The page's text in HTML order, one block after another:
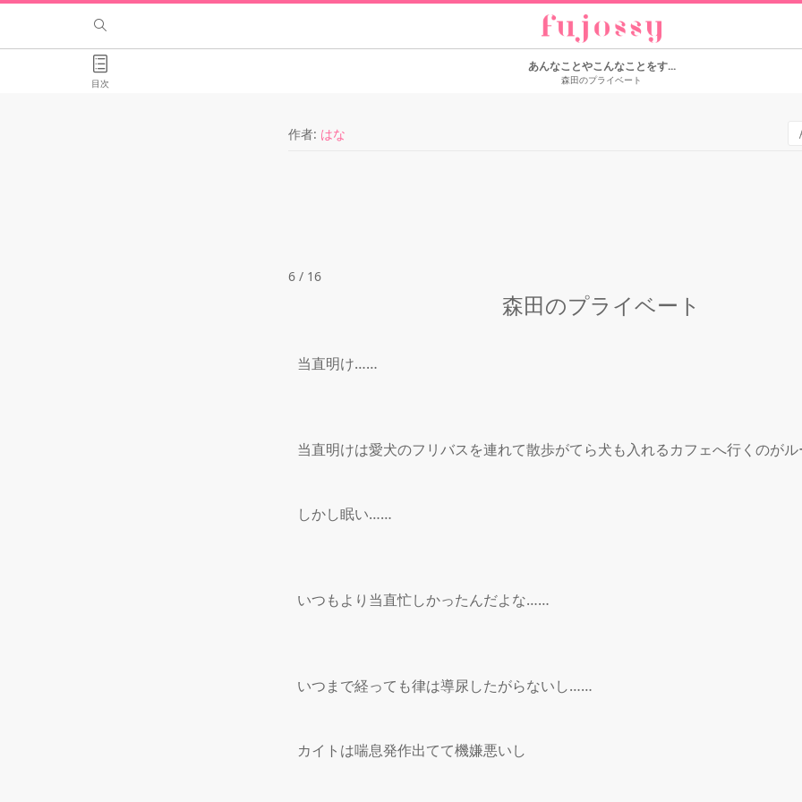
目次
あんなことやこんなことをす...
森田のプライベート
作者: はな
6 / 16
森田のプライベート
当直明け……
当直明けは愛犬のフリバスを連れて散歩がてら犬も入れるカフェへ行くのが
しかし眠い……
いつもより当直忙しかったんだよな……
いつまで経っても律は導尿したがらないし……
カイトは喘息発作出てて機嫌悪いし